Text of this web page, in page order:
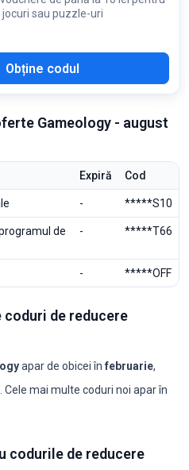
sau puzzle-uri
Obține codul
Gameology - august
Expiră Cod
- *****S10
de
- *****T66
- *****OFF
coduri de reducere
apar de obicei în februarie,
Cele mai multe coduri noi apar în
Reducere minimăCoduri ≥50%
codurile de reducere